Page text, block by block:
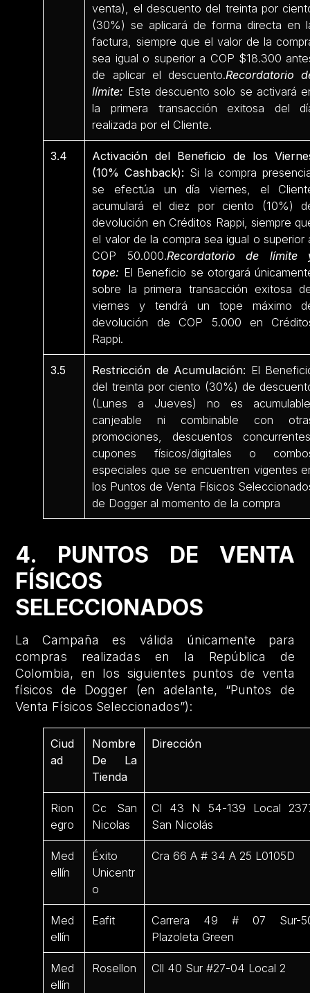
venta), el descuento del treinta por
(30%) se aplicará de forma directa en
factura, siempre que el valor de la
sea igual o superior a COP $18.300
de aplicar el descuento.Recordatorio
límite: Este descuento solo se activará
la primera transacción exitosa del
realizada por el Cliente.
3.4
Activación del Beneficio de los
(10% Cashback): Si la compra
se efectúa un día viernes, el
acumulará el diez por ciento (10%)
devolución en Créditos Rappi, siempre
el valor de la compra sea igual o superior
COP 50.000.Recordatorio de límite
tope: El Beneficio se otorgará
sobre la primera transacción exitosa
viernes y tendrá un tope máximo
devolución de COP 5.000 en
Rappi.
3.5 Restricción de Acumulación: El
del treinta por ciento (30%) de
(Lunes a Jueves) no es
canjeable ni combinable con
promociones, descuentos
cupones físicos/digitales o
especiales que se encuentren vigentes
los Puntos de Venta Físicos
de Dogger al momento de la compra
4. PUNTOS DE VENTA
FÍSICOS
SELECCIONADOS
La Campaña es válida únicamente para
compras realizadas en la República de
Colombia, en los siguientes puntos de venta
físicos de Dogger (en adelante, “Puntos de
Venta Físicos Seleccionados”):
Ciud
ad
Nombre
De La
Tienda
Dirección
Rion
egro
Cc San
Nicolas
Cl 43 N 54-139 Local
San Nicolás
Med
ellín
Éxito
Unicentr
o
Cra 66 A # 34 A 25 L0105D
Med
ellín
Eafit
Carrera 49 # 07 Sur-
Plazoleta Green
Med
ellín
Rosellon Cll 40 Sur #27-04 Local 2